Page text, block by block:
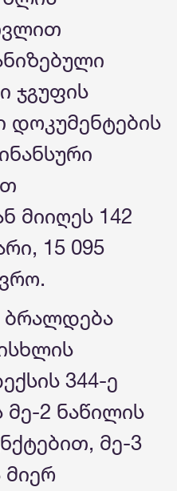
ჯგუფის
დოკუმენტების
მიიღეს 142
15 095
344-ე
მე-2 ნაწილის
მე-3